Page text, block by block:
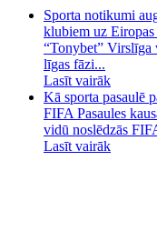
Sporta notikumi
klubiem uz Eiropas
“Tonybet” Virslīga
līgas fāzi...
Lasīt vairāk
Kā sporta pasaulē
FIFA Pasaules
vidū noslēdzās
Lasīt vairāk